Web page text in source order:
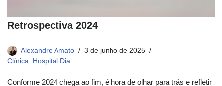
Retrospectiva 2024
Alexandre Amato
3 de junho de 2025
Clínica: Hospital Dia
Conforme 2024 chega ao fim, é hora de olhar para trás e refletir